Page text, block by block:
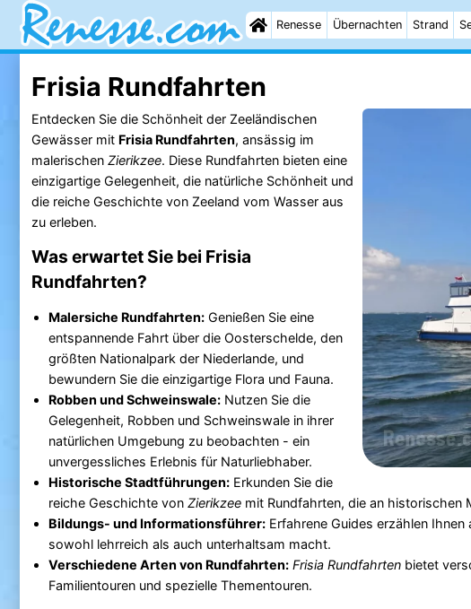
Renesse Übernachten Strand
Frisia Rundfahrten
Entdecken Sie die Schönheit der Zeeländischen
Gewässer mit Frisia Rundfahrten, ansässig im
malerischen Zierikzee. Diese Rundfahrten bieten eine
einzigartige Gelegenheit, die natürliche Schönheit und
die reiche Geschichte von Zeeland vom Wasser aus
zu erleben.
Was erwartet Sie bei Frisia
Rundfahrten?
Malersiche Rundfahrten:Genießen Sie eine
entspannende Fahrt über die Oosterschelde, den
größten Nationalpark der Niederlande, und
bewundern Sie die einzigartige Flora und Fauna.
Robben und Schweinswale:Nutzen Sie die
Gelegenheit, Robben und Schweinswale in ihrer
natürlichen Umgebung zu beobachten - ein
unvergessliches Erlebnis für Naturliebhaber.
Historische Stadtführungen:Erkunden Sie die
reiche Geschichte von Zierikzeemit Rundfahrten, die an historischen
Bildungs- und Informationsführer:Erfahrene Guides erzählen Ihnen
sowohl lehrreich als auch unterhaltsam macht.
Verschiedene Arten von Rundfahrten: Frisia Rundfahrtenbietet
Familientouren und spezielle Thementouren.